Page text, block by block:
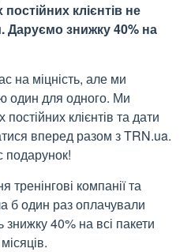
клієнтів не
Даруємо знижку 40% на
на міцність, але ми
один для одного. Ми
клієнтів та дати
вперед разом з TRN.ua.
подарунок!
тренінгові компанії та
б один раз оплачували
40% на всі пакети